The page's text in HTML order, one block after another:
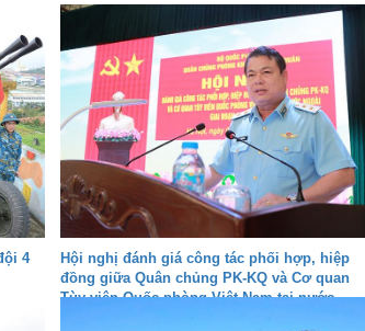
4
Hội nghị đánh giá công tác phối hợp, hiệp
đồng giữa Quân chủng PK-KQ và Cơ quan
Tùy viên Quốc phòng Việt Nam tại nước